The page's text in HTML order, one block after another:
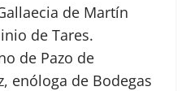
de Martín
de Tares.
de Pazo de
enóloga de Bodegas